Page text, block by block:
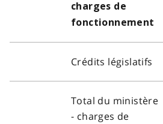
charges de
fonctionnement
Crédits législatifs
Total du ministère
- charges de